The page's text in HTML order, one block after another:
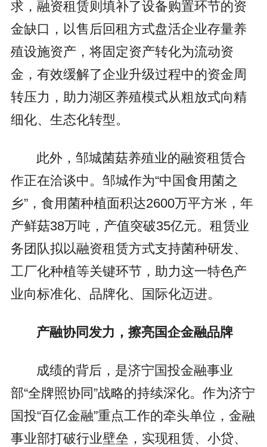
求，融资租赁则填补了设备购置环节的资
金缺口，以售后回租方式盘活企业存量养
殖设施资产，将固定资产转化为流动资
金，有效缓解了企业升级过程中的资金周
转压力，助力湖区养殖模式从粗放式向精
细化、生态化转型。
此外，邹城菌菇养殖业的融资租赁合
作正在洽谈中。邹城作为“中国食用菌之
乡”，食用菌种植面积达2600万平方米，年
产鲜菇38万吨，产值突破35亿元。租赁业
务团队拟以融资租赁方式支持菌种研发、
工厂化种植等关键环节，助力这一特色产
业向标准化、品牌化、国际化迈进。
产融协同发力，擦亮国企金融品牌
成绩的背后，是济宁国投金融事业
部“全牌照协同”战略的持续深化。作为济宁
国投“百亿金融”重点工作的牵头单位，金融
事业部打破行业壁垒，实现租赁、小贷、